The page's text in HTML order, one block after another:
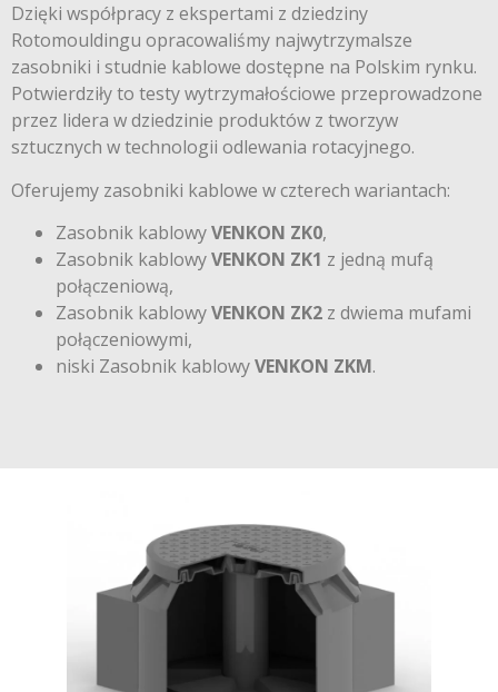
Dzięki współpracy z ekspertami z dziedziny
Rotomouldingu opracowaliśmy najwytrzymalsze
zasobniki i studnie kablowe dostępne na Polskim rynku.
Potwierdziły to testy wytrzymałościowe przeprowadzone
przez lidera w dziedzinie produktów z tworzyw
sztucznych w technologii odlewania rotacyjnego.
Oferujemy zasobniki kablowe w czterech wariantach:
Zasobnik kablowyVENKON ZK0,
Zasobnik kablowyVENKON ZK1 z jedną mufą
połączeniową,
Zasobnik kablowyVENKON ZK2 z dwiema mufami
połączeniowymi,
niski Zasobnik kablowyVENKON ZKM.